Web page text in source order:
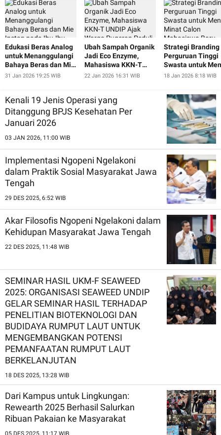
Edukasi Beras Analog
untuk Menanggulangi
Bahaya Beras dan Mie
Instan pada Ibu-Ibu
31 Jan 2026 19:25 WIB
Ubah Sampah Organik
Jadi Eco Enzyme,
Mahasiswa KKN-T
UNDIP Ajak Warga
22 Jan 2026 16:31 WIB
Strategi Branding
Perguruan Tinggi
Swasta untuk
Minat Calon
18 Jan 2026 8:18 WIB
Kenali 19 Jenis Operasi yang
Ditanggung BPJS Kesehatan Per
Januari 2026
03 JAN 2026, 11:00 WIB
Implementasi Ngopeni Ngelakoni
dalam Praktik Sosial Masyarakat Jawa
Tengah
29 DES 2025, 6:52 WIB
Akar Filosofis Ngopeni Ngelakoni dalam
Kehidupan Masyarakat Jawa Tengah
22 DES 2025, 11:48 WIB
SEMINAR HASIL UKM-F SEAWEED
2025: ORGANISASI SEAWEED UNDIP
GELAR SEMINAR HASIL TERHADAP
PENELITIAN BIOTEKNOLOGI DAN
BUDIDAYA RUMPUT LAUT UNTUK
MENGEMBANGKAN POTENSI
PEMANFAATAN RUMPUT LAUT
BERKELANJUTAN
18 DES 2025, 13:28 WIB
Dari Kampus untuk Lingkungan:
Rewearth 2025 Berhasil Salurkan
Ribuan Pakaian ke Masyarakat
05 DES 2025, 11:17 WIB